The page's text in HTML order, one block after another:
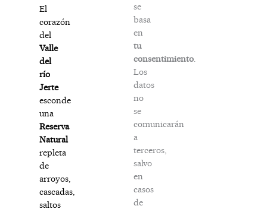
El
corazón
del
Valle
del
río
Jerte
esconde
una
Reserva
Natural
repleta
de
arroyos,
cascadas,
saltos
se
basa
en
tu
consentimiento.
Los
datos
no
se
comunicarán
a
terceros,
salvo
en
casos
de